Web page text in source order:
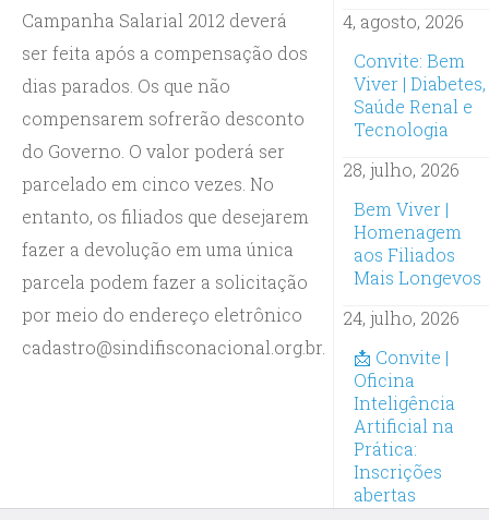
Campanha Salarial 2012 deverá
ser feita após a compensação dos
dias parados. Os que não
compensarem sofrerão desconto
do Governo. O valor poderá ser
parcelado em cinco vezes. No
entanto, os filiados que desejarem
fazer a devolução em uma única
parcela podem fazer a solicitação
por meio do endereço eletrônico
cadastro@sindifisconacional.org.br.
4, agosto, 2026
Convite: Bem
Viver | Diabetes,
Saúde Renal e
Tecnologia
28, julho, 2026
Bem Viver |
Homenagem
aos Filiados
Mais Longevos
24, julho, 2026
📩 Convite |
Oficina
Inteligência
Artificial na
Prática:
Inscrições
abertas